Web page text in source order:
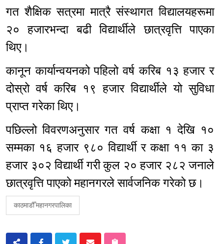
गत शैक्षिक सत्रमा मात्रै संस्थागत विद्यालयहरूमा
२० हजारभन्दा बढी विद्यार्थीले छात्रवृत्ति पाएका
थिए।
कानून कार्यान्वयनको पहिलो वर्ष करिब १३ हजार र
दोस्रो वर्ष करिब १९ हजार विद्यार्थीले यो सुविधा
प्राप्त गरेका थिए।
पछिल्लो विवरणअनुसार गत वर्ष कक्षा १ देखि १०
सम्मका १६ हजार ९८० विद्यार्थी र कक्षा ११ का ३
हजार ३०२ विद्यार्थी गरी कुल २० हजार २८२ जनाले
छात्रवृत्ति पाएको महानगरले सार्वजनिक गरेको छ।
काठमाडौँ महानगरपालिका